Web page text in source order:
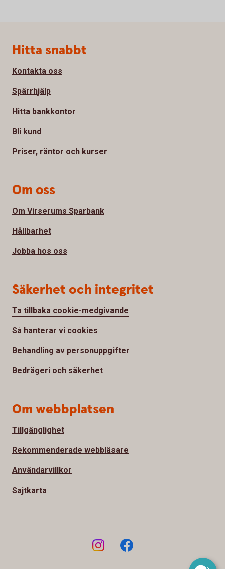
Sidfot
Hitta snabbt
Kontakta oss
Spärrhjälp
Hitta bankkontor
Bli kund
Priser, räntor och kurser
Om oss
Om Virserums Sparbank
Hållbarhet
Jobba hos oss
Säkerhet och integritet
Ta tillbaka cookie-medgivande
Så hanterar vi cookies
Behandling av personuppgifter
Bedrägeri och säkerhet
Om webbplatsen
Tillgänglighet
Rekommenderade webbläsare
Användarvillkor
Sajtkarta